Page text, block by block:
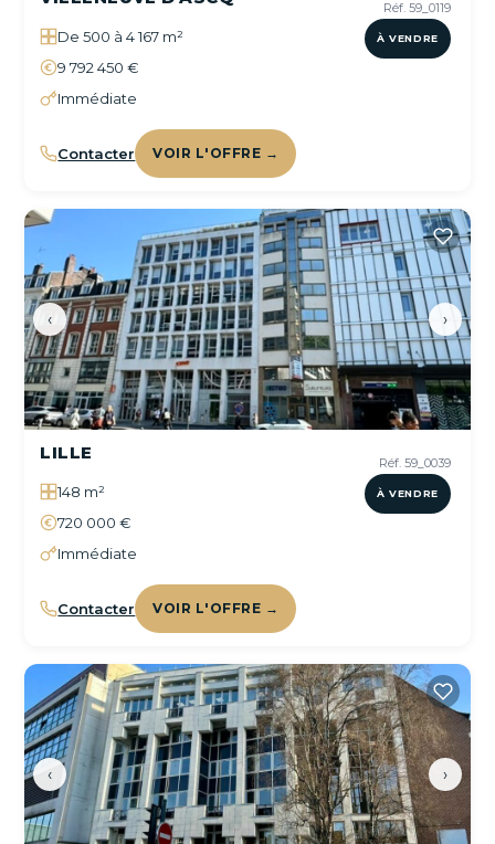
Réf. 59_0119
À VENDRE
De 500 à 4 167 m²
9 792 450 €
Immédiate
Contacter VOIR L'OFFRE →
‹ ›
Réf. 59_0039
À VENDRE
LILLE
148 m²
720 000 €
Immédiate
Contacter VOIR L'OFFRE →
‹ ›